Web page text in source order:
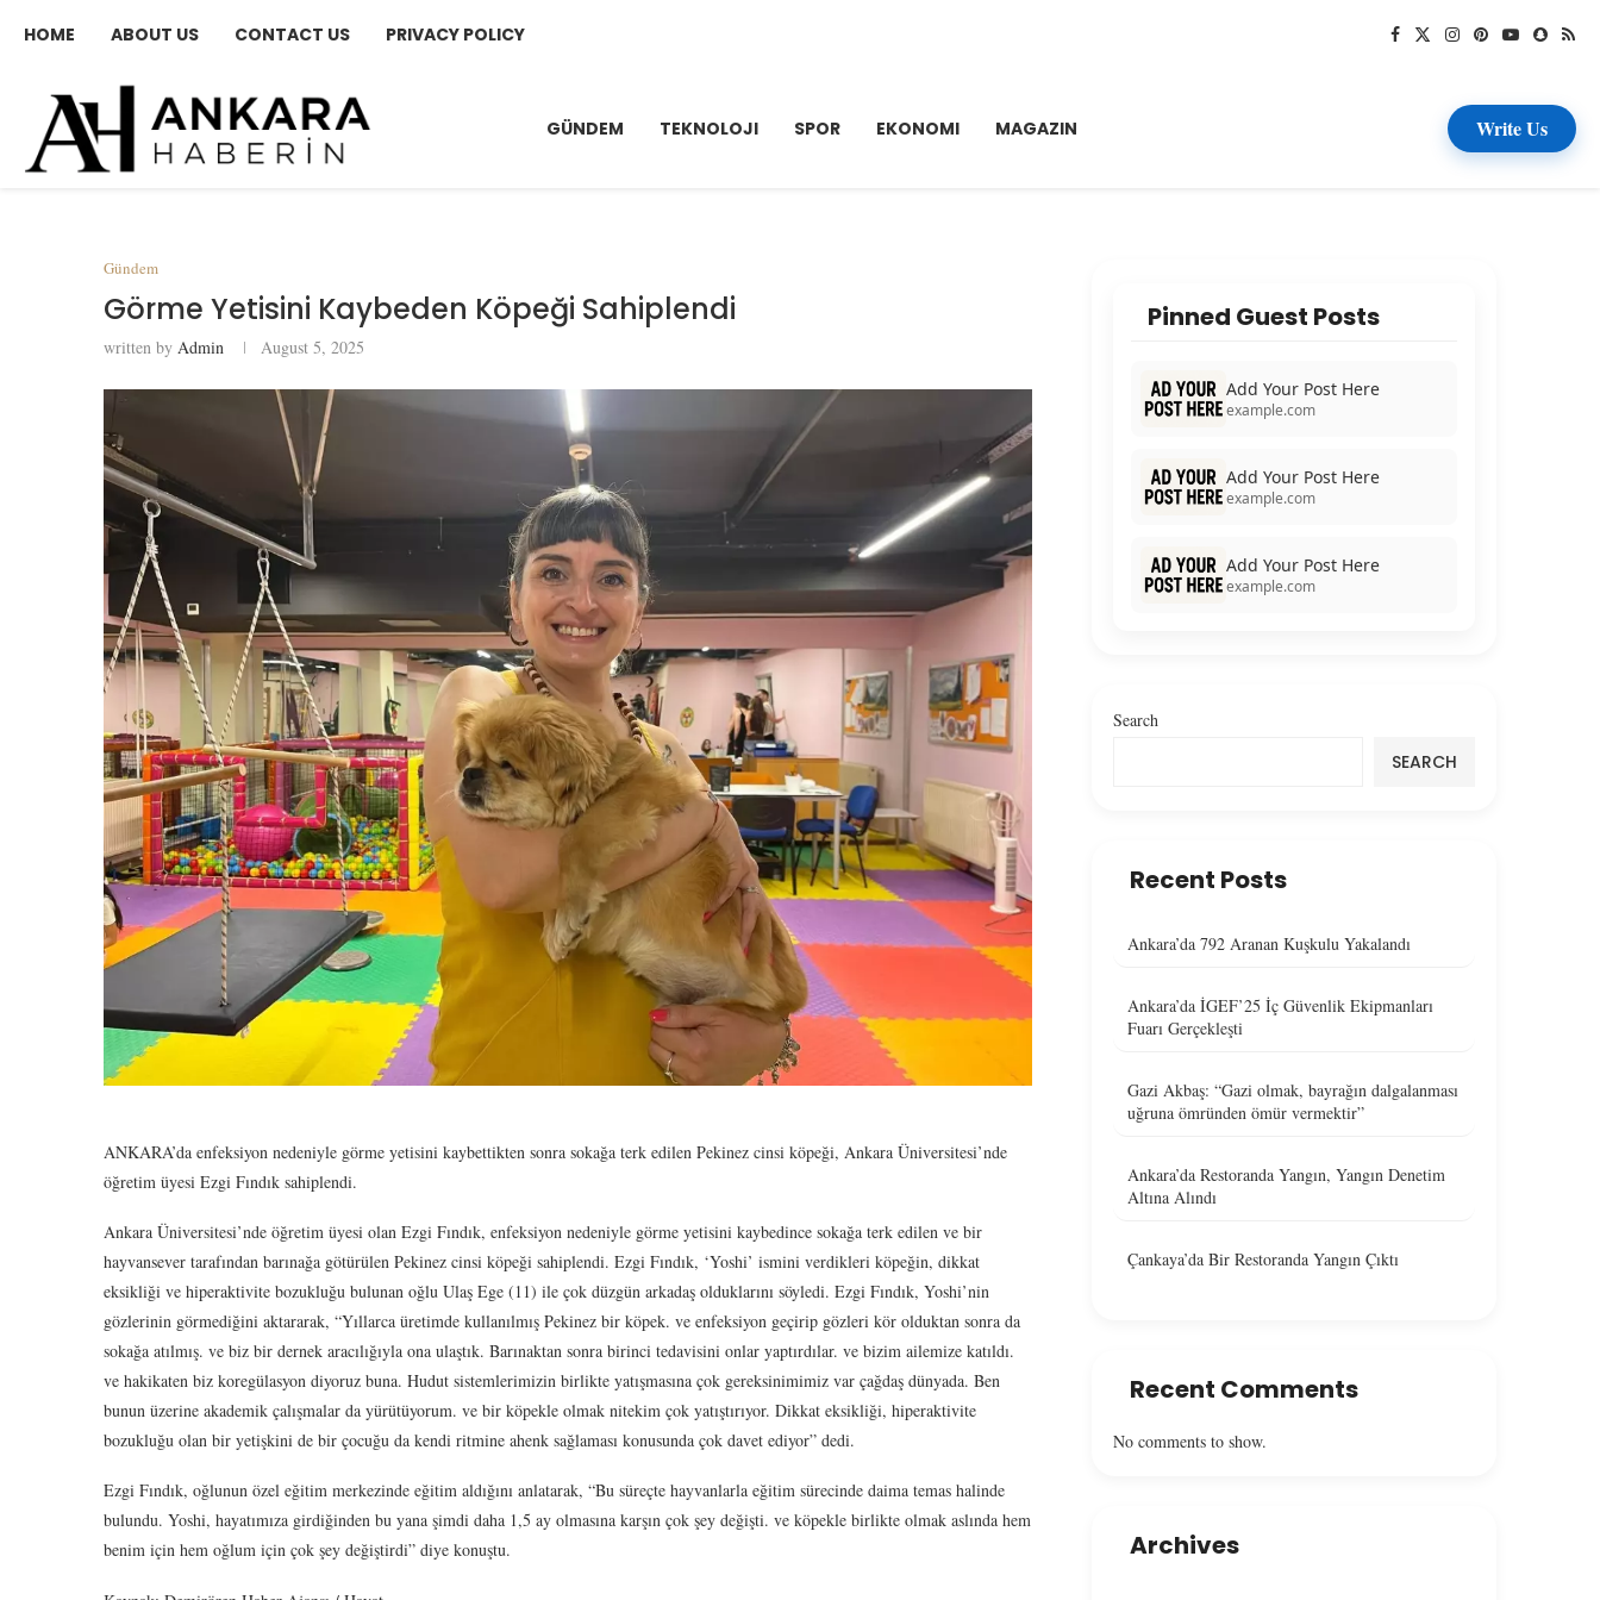
HOME ABOUT US CONTACT US PRIVACY POLICY
GÜNDEM TEKNOLOJI SPOR EKONOMI MAGAZIN Write Us
Gündem
Görme Yetisini Kaybeden Köpeği Sahiplendi
written by Admin August 5, 2025
ANKARA’da enfeksiyon nedeniyle görme yetisini kaybettikten sonra sokağa terk edilen Pekinez cinsi köpeği, Ankara Üniversitesi’nde
öğretim üyesi Ezgi Fındık sahiplendi.
Ankara Üniversitesi’nde öğretim üyesi olan Ezgi Fındık, enfeksiyon nedeniyle görme yetisini kaybedince sokağa terk edilen ve bir
hayvansever tarafından barınağa götürülen Pekinez cinsi köpeği sahiplendi. Ezgi Fındık, ‘Yoshi’ ismini verdikleri köpeğin, dikkat
eksikliği ve hiperaktivite bozukluğu bulunan oğlu Ulaş Ege (11) ile çok düzgün arkadaş olduklarını söyledi. Ezgi Fındık, Yoshi’nin
gözlerinin görmediğini aktararak, “Yıllarca üretimde kullanılmış Pekinez bir köpek. ve enfeksiyon geçirip gözleri kör olduktan sonra da
sokağa atılmış. ve biz bir dernek aracılığıyla ona ulaştık. Barınaktan sonra birinci tedavisini onlar yaptırdılar. ve bizim ailemize katıldı.
ve hakikaten biz koregülasyon diyoruz buna. Hudut sistemlerimizin birlikte yatışmasına çok gereksinimimiz var çağdaş dünyada. Ben
bunun üzerine akademik çalışmalar da yürütüyorum. ve bir köpekle olmak nitekim çok yatıştırıyor. Dikkat eksikliği, hiperaktivite
bozukluğu olan bir yetişkini de bir çocuğu da kendi ritmine ahenk sağlaması konusunda çok davet ediyor” dedi.
Ezgi Fındık, oğlunun özel eğitim merkezinde eğitim aldığını anlatarak, “Bu süreçte hayvanlarla eğitim sürecinde daima temas halinde
bulundu. Yoshi, hayatımıza girdiğinden bu yana şimdi daha 1,5 ay olmasına karşın çok şey değişti. ve köpekle birlikte olmak aslında hem
benim için hem oğlum için çok şey değiştirdi” diye konuştu.
Pinned Guest Posts
Add Your Post Here
example.com
Add Your Post Here
example.com
Add Your Post Here
example.com
Search
SEARCH
Recent Posts
Ankara’da 792 Aranan Kuşkulu Yakalandı
Ankara’da İGEF’25 İç Güvenlik Ekipmanları
Fuarı Gerçekleşti
Gazi Akbaş: “Gazi olmak, bayrağın dalgalanması
uğruna ömründen ömür vermektir”
Ankara’da Restoranda Yangın, Yangın Denetim
Altına Alındı
Çankaya’da Bir Restoranda Yangın Çıktı
Recent Comments
No comments to show.
Archives